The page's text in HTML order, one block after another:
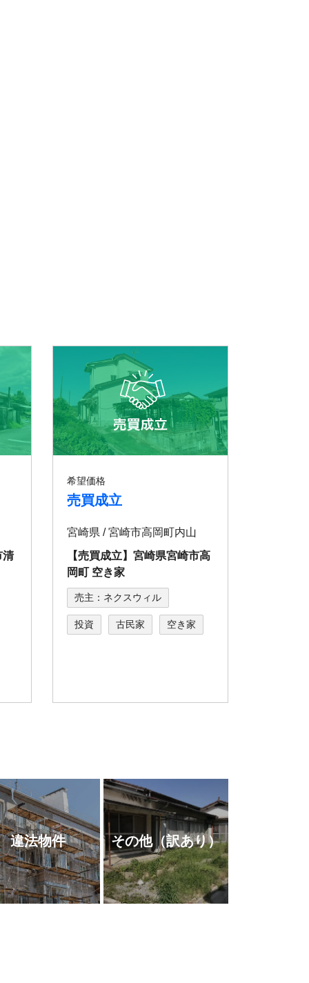
清
希望価格
売買成立
宮崎県 / 宮崎市⾼岡町内⼭
【売買成立】宮崎県宮崎市⾼
岡町 空き家
売主：ネクスウィル
投資 古民家 空き家
違法物件 その他（訳あり）